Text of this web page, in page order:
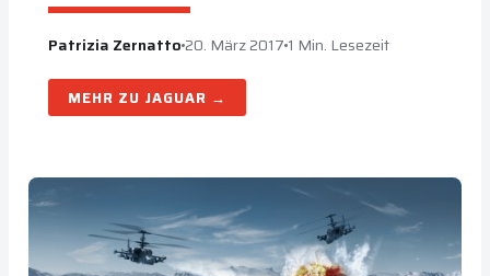
Patrizia Zernatto20. März 2017 1 Min. Lesezeit
JAGUAR